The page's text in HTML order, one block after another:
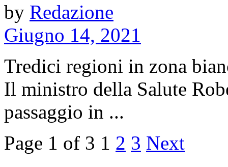
by Redazione
Giugno 14, 2021
Tredici regioni in zona
Il ministro della Salute
passaggio in ...
Page 1 of 3 1 2 3 Next